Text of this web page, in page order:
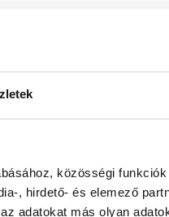
közösségi
, hirdető- és elemező
adatokat más olyan
a tavasz a
de szerepet kap az
a következő hetekben.